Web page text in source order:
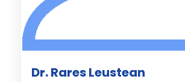
Dr. Rares Leustean